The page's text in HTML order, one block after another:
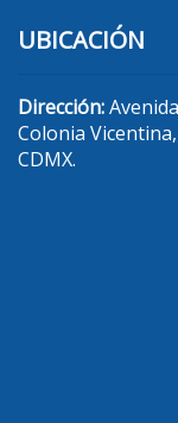
UBICACIÓN
Dirección:
Colonia
CDMX.